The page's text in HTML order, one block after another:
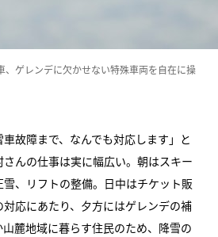
、ゲレンデに欠かせない特殊車両を自在に操
車故障まで、なんでも対応します」と
んの仕事は実に幅広い。朝はスキー
、リフトの整備。日中はチケット販
応にあたり、夕方にはゲレンデの補
麓地域に暮らす住民のため、降雪の